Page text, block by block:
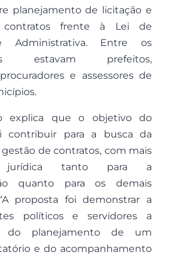
planejamento de licitação e
frente à Lei de
Administrativa. Entre os
estavam prefeitos,
e assessores de
explica que o objetivo do
contribuir para a busca da
de contratos, com mais
jurídica tanto para a
quanto para os demais
proposta foi demonstrar a
políticos e servidores a
do planejamento de um
e do acompanhamento